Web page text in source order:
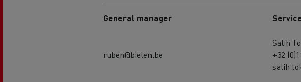
General manager
ruben@bielen.be
Salih
+32